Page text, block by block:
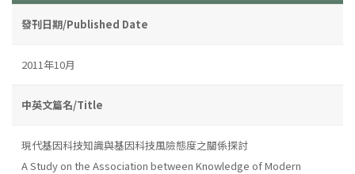
發刊日期/Published Date
2011年10月
中英文篇名/Title
現代基因科技知識與基因科技風險態度之關係探討
A Study on the Association between Knowledge of Modern